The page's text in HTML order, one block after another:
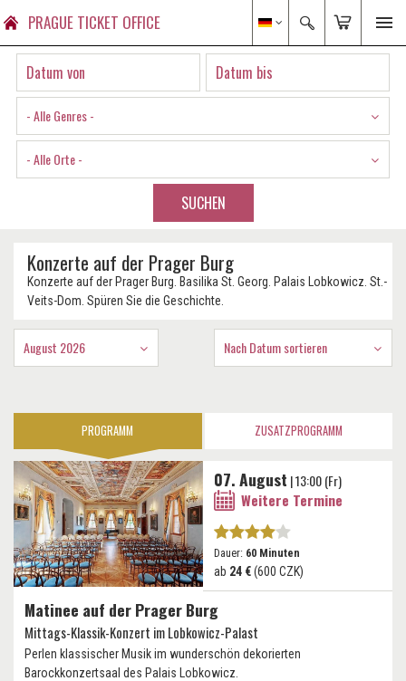
PRAGUE TICKET OFFICE
- Alle Genres -
- Alle Orte -
SUCHEN
Konzerte auf der Prager Burg
Konzerte auf der Prager Burg. Basilika St. Georg. Palais Lobkowicz. St.-
Veits-Dom. Spüren Sie die Geschichte.
August 2026 Nach Datum sortieren
PROGRAMM ZUSATZPROGRAMM
Matinee auf der Prager Burg
Mittags-Klassik-Konzert im Lobkowicz-Palast
Perlen klassischer Musik im wunderschön dekorierten
Barockkonzertsaal des Palais Lobkowicz.
07. August | 13:00 (Fr)
Weitere Termine
Dauer: 60 Minuten
ab 24 €(600 CZK)